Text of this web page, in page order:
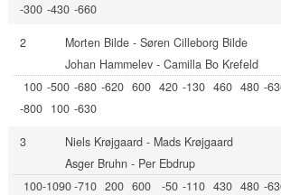
-300 -430 -660
2 Morten Bilde - Søren Cilleborg Bilde
Johan Hammelev - Camilla Bo Krefeld
100 -500 -680 -620 600 420 -130 460 480 -
-800 100 -630
3 Niels Krøjgaard - Mads Krøjgaard
Asger Bruhn - Per Ebdrup
100-1090-710 200 600 -50 -110 430 480 -